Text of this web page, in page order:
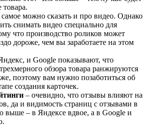
можно сказать и про видео. Однако
снимать видео специально для
что производство роликов может
дороже, чем вы заработаете на этом
и Google показывают, что
обзора товара ранжируются
поэтому вам нужно позаботиться об
создания карточек.
– очевидно, что отзывы влияют на
да и видимость страниц с отзывами в
выше – в Яндексе вдвое, а в Google и